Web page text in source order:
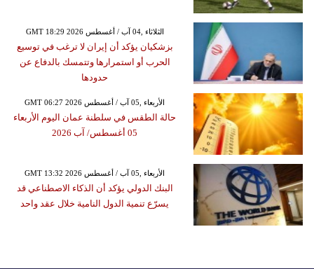
GMT 18:29 2026 الثلاثاء ,04 آب / أغسطس
بزشكيان يؤكد أن إيران لا ترغب في توسيع
الحرب أو استمرارها وتتمسك بالدفاع عن
حدودها
GMT 06:27 2026 الأربعاء ,05 آب / أغسطس
حالة الطقس في سلطنة عمان اليوم الأربعاء
05 أغسطس/ آب 2026
GMT 13:32 2026 الأربعاء ,05 آب / أغسطس
البنك الدولي يؤكد أن الذكاء الاصطناعي قد
يسرّع تنمية الدول النامية خلال عقد واحد